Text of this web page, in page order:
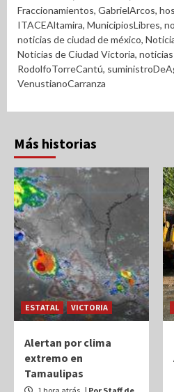
Fraccionamientos, GabrielArcos,
ITACEAltamira, MunicipiosLibres,
noticias de ciudad de méxico,
Noticias de Ciudad Victoria,
RodolfoTorreCantú,
VenustianoCarranza
Más historias
ESTATAL VICTORIA
Alertan por clima
extremo en
Tamaulipas